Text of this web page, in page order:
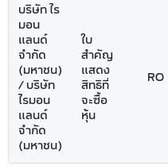
บริษัท ไร
มอน
แลนด์
จำกัด
(มหาชน)
/ บริษัท
ไรมอน
แลนด์
จำกัด
(มหาชน)
ใบ
สำคัญ
แสดง
สิทธิที่
จะซื้อ
หุ้น
RO